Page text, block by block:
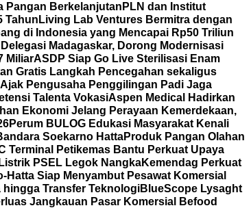
Pangan Berkelanjutan PLN dan Institut
Tahun Living Lab Ventures Bermitra dengan
di Indonesia yang Mencapai Rp50 Triliun
Madagaskar, Dorong Modernisasi
MiliarASDP Siap Go Live Sterilisasi Enam
Gratis Langkah Pencegahan sekaligus
Ajak Pengusaha Penggilingan Padi Jaga
Talenta VokasiAspen Medical Hadirkan
Ekonomi Jelang Perayaan Kemerdekaan,
Perum BULOG Edukasi Masyarakat Kenali
Soekarno HattaProduk Pangan Olahan
Terminal Petikemas Bantu Perkuat Upaya
PSEL Legok NangkaKemendag Perkuat
Siap Menyambut Pesawat Komersial
Transfer TeknologiBlueScope Lysaght
Jangkauan Pasar Komersial Befood